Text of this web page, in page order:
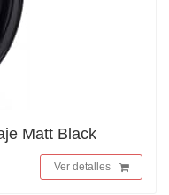
Matt Black
Ver detalles